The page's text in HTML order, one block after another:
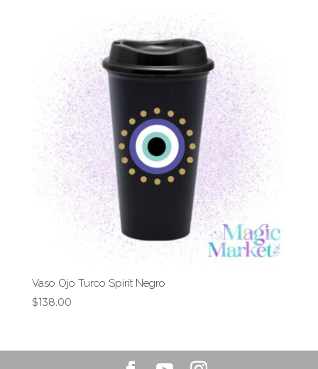
Vaso Ojo Turco Spirit Negro
$138.00